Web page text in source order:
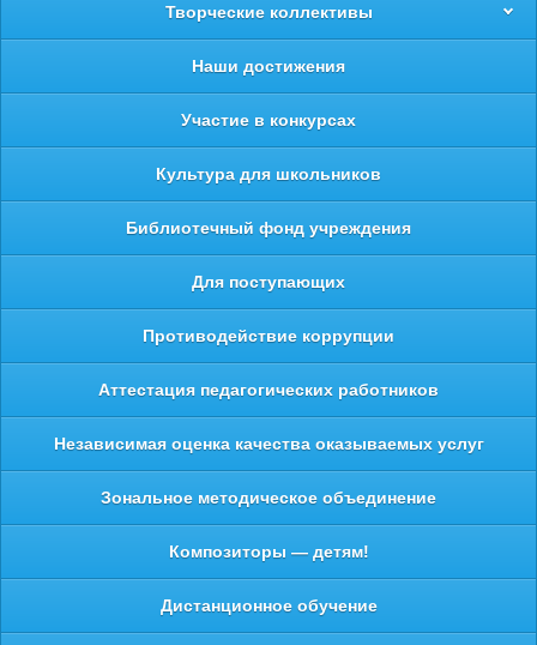
Творческие коллективы
Наши достижения
Участие в конкурсах
Культура для школьников
Библиотечный фонд учреждения
Для поступающих
Противодействие коррупции
Аттестация педагогических работников
Независимая оценка качества оказываемых услуг
Зональное методическое объединение
Композиторы — детям!
Дистанционное обучение